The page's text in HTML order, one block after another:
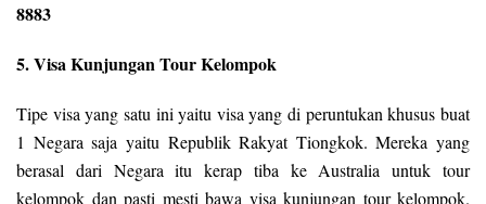
8883
5. Visa Kunjungan Tour Kelompok
Tipe visa yang satu ini yaitu visa yang di peruntukan khusus buat
1 Negara saja yaitu Republik Rakyat Tiongkok. Mereka yang
berasal dari Negara itu kerap tiba ke Australia untuk tour
kelompok dan pasti mesti bawa visa kunjungan tour kelompok.